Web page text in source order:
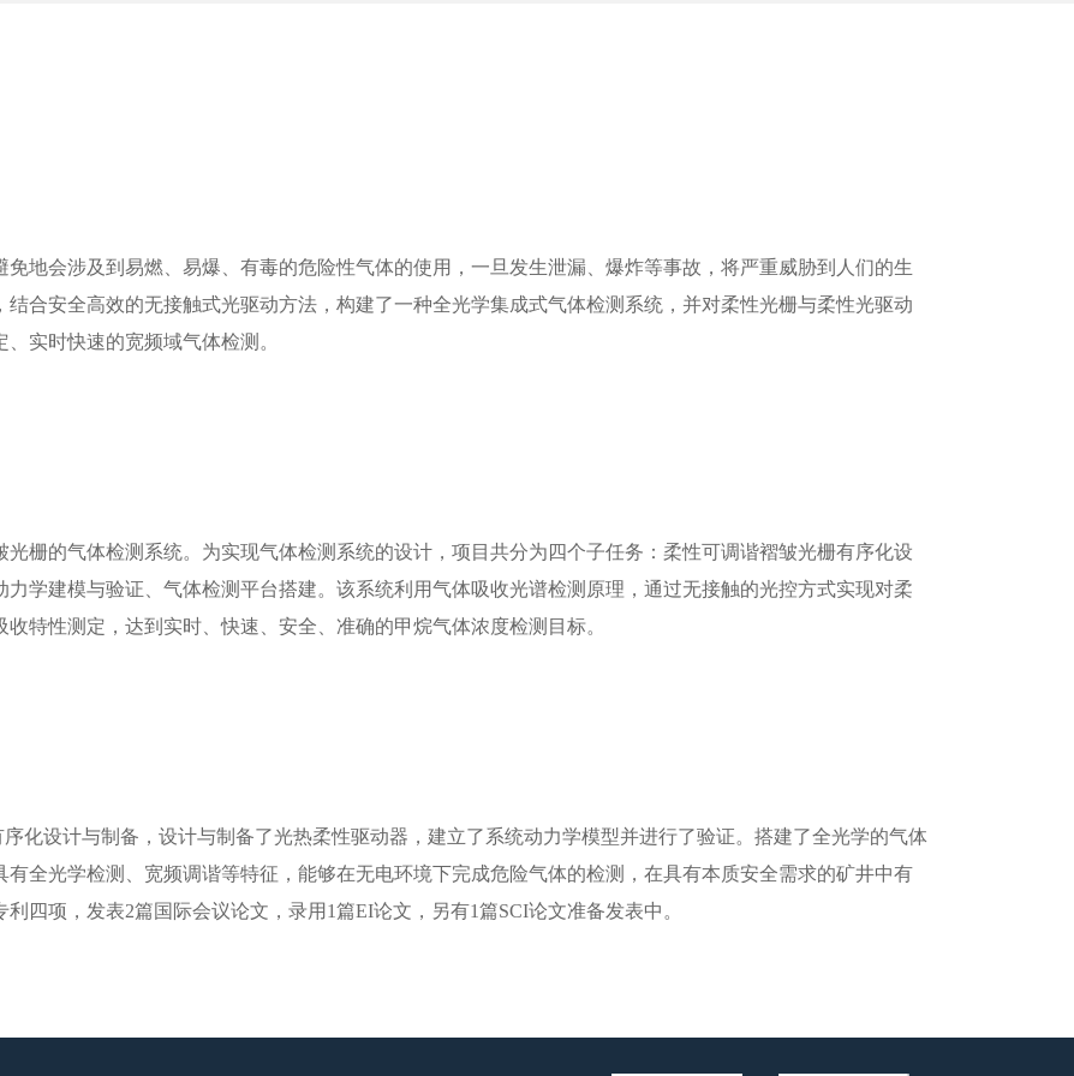
地会涉及到易燃、易爆、有毒的危险性气体的使用，一旦发生泄漏、爆炸等事故，将严重威胁到人们的生
合安全高效的无接触式光驱动方法，构建了一种全光学集成式气体检测系统，并对柔性光栅与柔性光驱动
实时快速的宽频域气体检测。
栅的气体检测系统。为实现气体检测系统的设计，项目共分为四个子任务：柔性可调谐褶皱光栅有序化设
学建模与验证、气体检测平台搭建。该系统利用气体吸收光谱检测原理，通过无接触的光控方式实现对柔
特性测定，达到实时、快速、安全、准确的甲烷气体浓度检测目标。
化设计与制备，设计与制备了光热柔性驱动器，建立了系统动力学模型并进行了验证。搭建了全光学的气体
全光学检测、宽频调谐等特征，能够在无电环境下完成危险气体的检测，在具有本质安全需求的矿井中有
四项，发表2篇国际会议论文，录用1篇EI论文，另有1篇SCI论文准备发表中。